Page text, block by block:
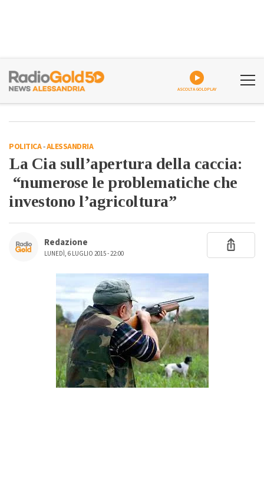
ASCOLTA GOLDPLAY
POLITICA-ALESSANDRIA
La Cia sull’apertura della caccia:
“numerose le problematiche che
investono l’agricoltura”
Redazione
LUNEDÌ, 6 LUGLIO 2015 - 22:00